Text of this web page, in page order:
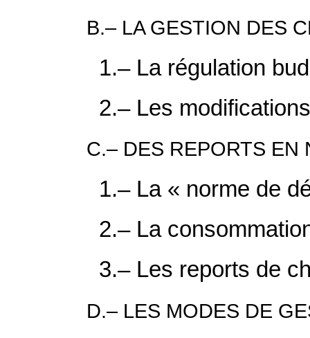
B.– LA GESTION DES
1.– La régulation
2.– Les
C.– DES REPORTS EN
1.– La « norme de
2.– La
3.– Les reports de
D.– LES MODES DE